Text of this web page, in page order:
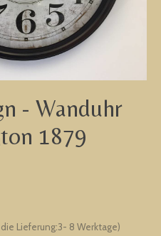
- Wanduhr
1879
Lieferung:3- 8 Werktage)